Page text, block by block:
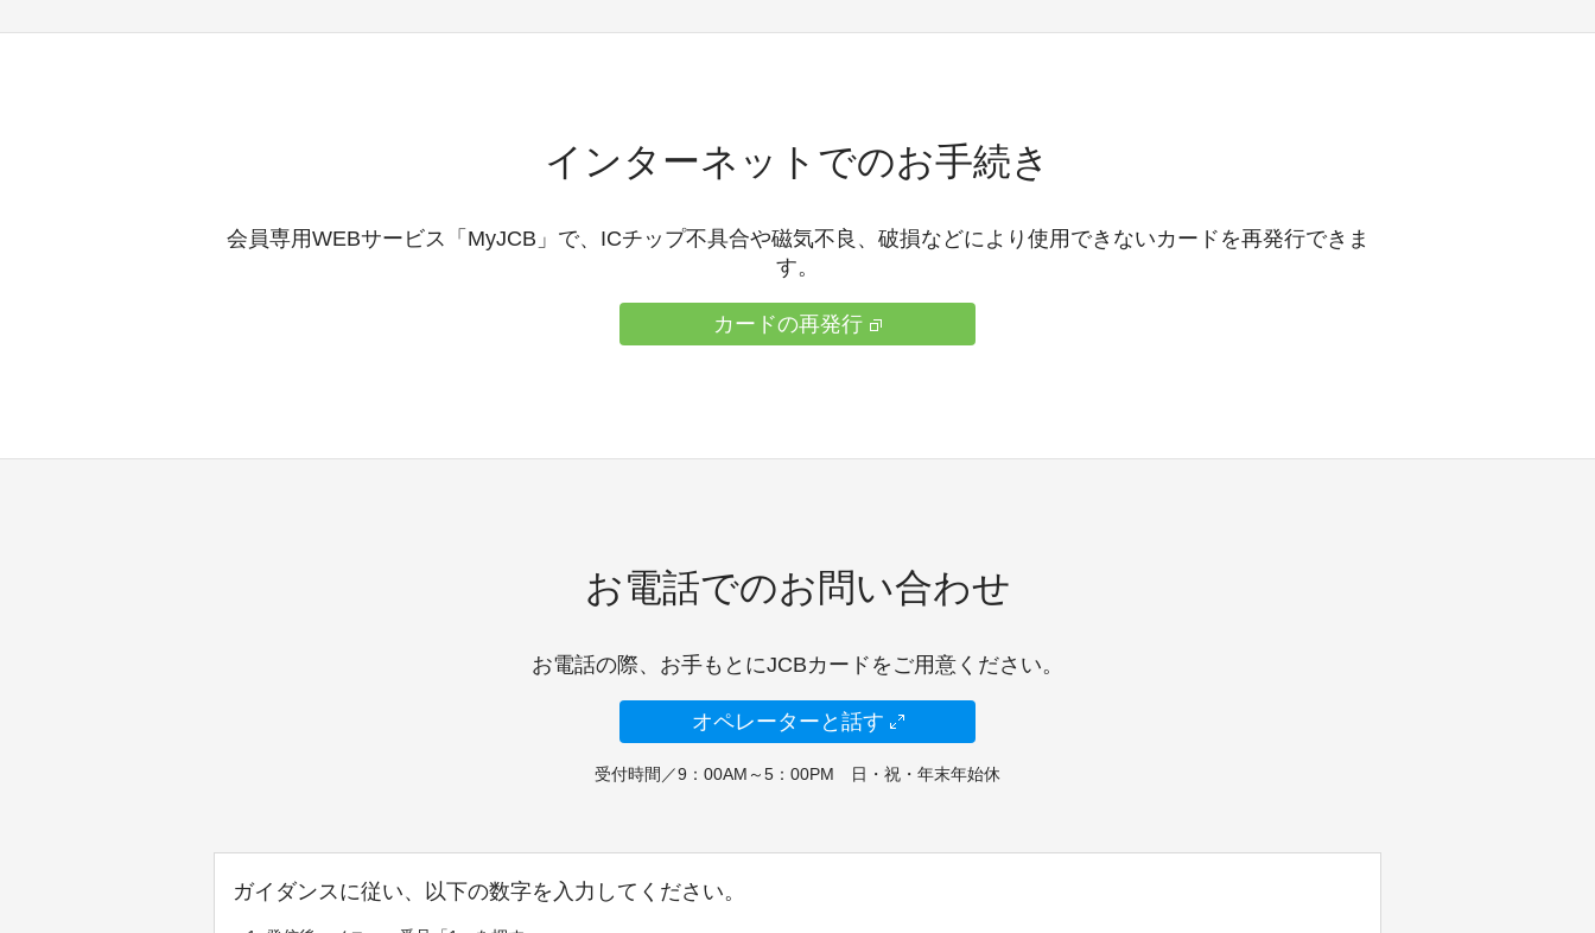
インターネットでのお手続き
会員専用WEBサービス「MyJCB」で、ICチップ不具合や磁気不良、破損などにより使用できないカードを再発行できま
す。
カードの再発行
お電話でのお問い合わせ
お電話の際、お手もとにJCBカードをご用意ください。
オペレーターと話す
受付時間／9：00AM～5：00PM 日・祝・年末年始休
ガイダンスに従い、以下の数字を入力してください。